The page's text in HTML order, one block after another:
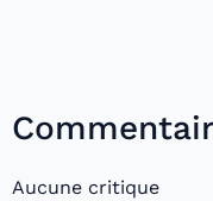
Aucune critique